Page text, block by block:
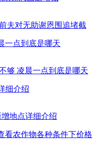
一点到底是哪天
细介绍
看农作物各种条件下价格